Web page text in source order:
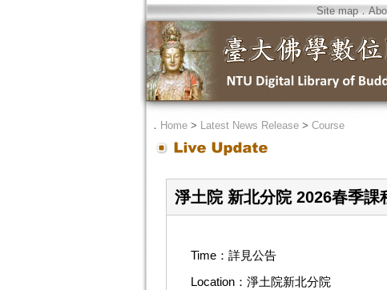
Site map．
． Home> Latest News Release> Course
淨土院 新北分院 2026春季課
Time：詳見公告
Location：淨土院新北分院